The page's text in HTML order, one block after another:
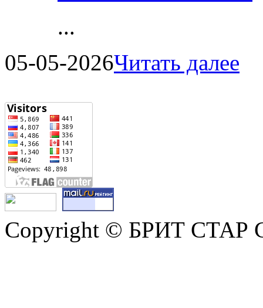
...
05-05-2026Читать далее
Copyright © БРИТ СТАР